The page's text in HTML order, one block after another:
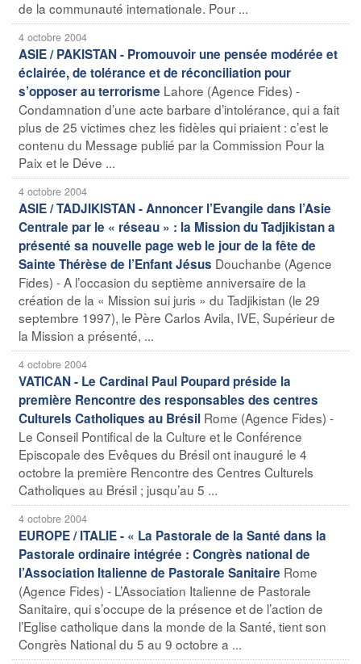
de la communauté internationale. Pour ...
4 octobre 2004
ASIE / PAKISTAN - Promouvoir une pensée modérée et
éclairée, de tolérance et de réconciliation pour
s’opposer au terrorisme Lahore (Agence Fides) -
Condamnation d’une acte barbare d’intolérance, qui a fait
plus de 25 victimes chez les fidèles qui priaient : c’est le
contenu du Message publié par la Commission Pour la
Paix et le Déve ...
4 octobre 2004
ASIE / TADJIKISTAN - Annoncer l’Evangile dans l’Asie
Centrale par le « réseau » : la Mission du Tadjikistan a
présenté sa nouvelle page web le jour de la fête de
Sainte Thérèse de l’Enfant Jésus Douchanbe (Agence
Fides) - A l’occasion du septième anniversaire de la
création de la « Mission sui juris » du Tadjikistan (le 29
septembre 1997), le Père Carlos Avila, IVE, Supérieur de
la Mission a présenté, ...
4 octobre 2004
VATICAN - Le Cardinal Paul Poupard préside la
première Rencontre des responsables des centres
Culturels Catholiques au Brésil Rome (Agence Fides) -
Le Conseil Pontifical de la Culture et le Conférence
Episcopale des Evêques du Brésil ont inauguré le 4
octobre la première Rencontre des Centres Culturels
Catholiques au Brésil ; jusqu’au 5 ...
4 octobre 2004
EUROPE / ITALIE - « La Pastorale de la Santé dans la
Pastorale ordinaire intégrée : Congrès national de
l’Association Italienne de Pastorale Sanitaire Rome
(Agence Fides) - L’Association Italienne de Pastorale
Sanitaire, qui s’occupe de la présence et de l’action de
l’Eglise catholique dans la monde de la Santé, tient son
Congrès National du 5 au 9 octobre a ...